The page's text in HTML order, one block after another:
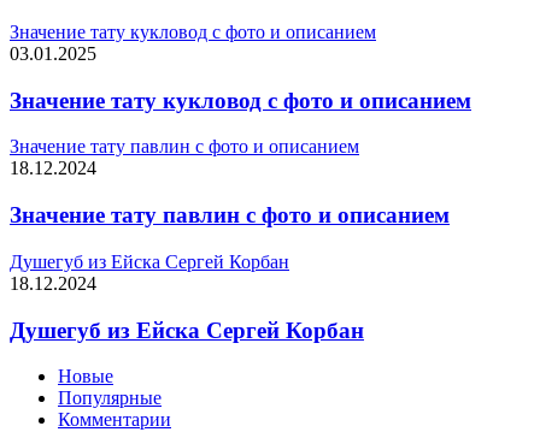
Значение тату кукловод с фото и описанием
03.01.2025
Значение тату кукловод с фото и описанием
Значение тату павлин с фото и описанием
18.12.2024
Значение тату павлин с фото и описанием
Душегуб из Ейска Сергей Корбан
18.12.2024
Душегуб из Ейска Сергей Корбан
Новые
Популярные
Комментарии